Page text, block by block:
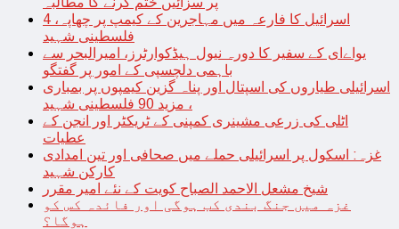
اسرائیل کا فارعہ میں مہاجرین کے کیمپ پر چھاپہ، 4
فلسطینی شہید
یواےای کے سفیر کا دورہ نیول ہیڈکوارٹرز، امیرالبحر سے
باہمی دلچسپی کے امور پر گفتگو
اسرائیلی طیاروں کی اسپتال اور پناہ گزین کیمپوں پر بمباری
، مزید 90 فلسطینی شہید
اٹلی کی زرعی مشینری کمپنی کے ٹریکٹر اور انجن کے
عطیات
غزہ: اسکول پر اسرائیلی حملے میں صحافی اور تین امدادی
کارکن شہید
شیخ مشعل الاحمد الصباح کویت کے نئے امیر مقرر
غزہ میں جنگ بندی کب ہوگی اور فائدہ کس کو
ہوگا؟